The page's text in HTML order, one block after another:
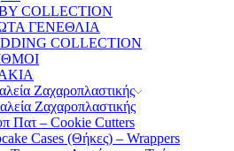
COLLECTION
ΓΕΝΕΘΛΙΑ
COLLECTION
Ζαχαροπλαστικής
Ζαχαροπλαστικής
Πατ – Cookie Cutters
Cases (Θήκες) – Wrappers